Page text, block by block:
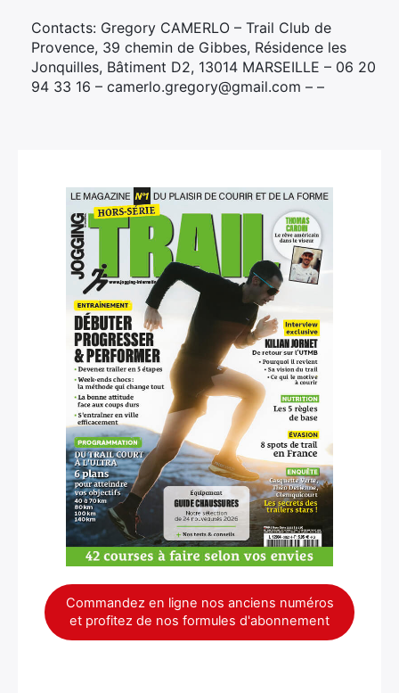
Contacts: Gregory CAMERLO – Trail Club de
Provence, 39 chemin de Gibbes, Résidence les
Jonquilles, Bâtiment D2, 13014 MARSEILLE – 06 20
94 33 16 – camerlo.gregory@gmail.com – –
Commandez en ligne nos anciens numéros
et profitez de nos formules d'abonnement